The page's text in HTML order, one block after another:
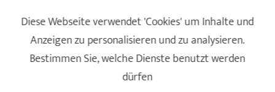
NEWSLETTER
10%auf Ihre erste
Diese Webseite verwendet 'Cookies' um Inhalte und
Anzeigen zu personalisieren und zu analysieren.
Bestimmen Sie, welche Dienste benutzt werden
dürfen